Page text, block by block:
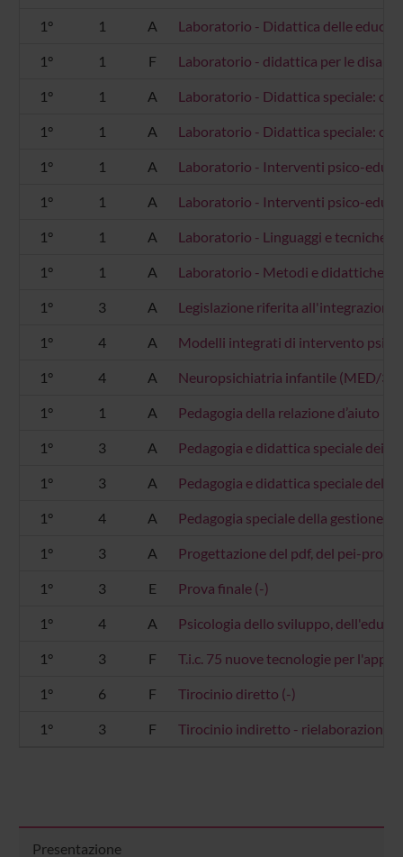
1° 1 A Laboratorio - Didattica delle
1° 1 F Laboratorio - didattica per le
1° 1 A Laboratorio - Didattica speciale:
1° 1 A Laboratorio - Didattica speciale:
1° 1 A Laboratorio - Interventi psico-
1° 1 A Laboratorio - Interventi psico-
1° 1 A Laboratorio - Linguaggi e tecniche
1° 1 A Laboratorio - Metodi e didattiche
1° 3 A Legislazione riferita all'integrazione
1° 4 A Modelli integrati di intervento
1° 4 A Neuropsichiatria infantile (MED/39)
1° 1 A Pedagogia della relazione d’aiuto
1° 3 A Pedagogia e didattica speciale dei
1° 3 A Pedagogia e didattica speciale
1° 4 A Pedagogia speciale della gestione
1° 3 A Progettazione del pdf, del pei-
1° 3 E Prova finale (-)
1° 4 A Psicologia dello sviluppo,
1° 3 F T.i.c. 75 nuove tecnologie per
1° 6 F Tirocinio diretto (-)
1° 3 F Tirocinio indiretto - rielaborazione
Presentazione